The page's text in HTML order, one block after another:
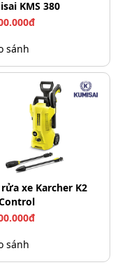
từ nhựa tổng hợp
và chịu nhiệt tốt, rất
thiết kế hiện đại
KMS 380
sánh
xe Karcher K2
sánh